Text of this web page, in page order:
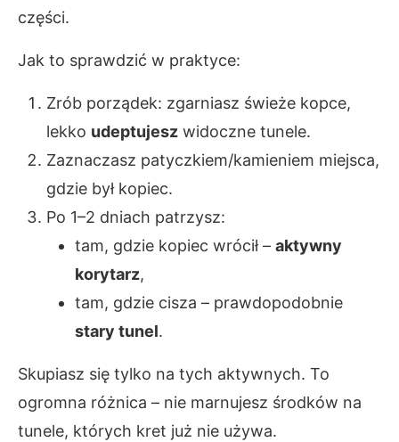
części.
Jak to sprawdzić w praktyce:
Zrób porządek: zgarniasz świeże kopce,
lekko udeptujesz widoczne tunele.
Zaznaczasz patyczkiem/kamieniem miejsca,
gdzie był kopiec.
Po 1–2 dniach patrzysz:
tam, gdzie kopiec wrócił – aktywny
korytarz,
tam, gdzie cisza – prawdopodobnie
stary tunel.
Skupiasz się tylko na tych aktywnych. To
ogromna różnica – nie marnujesz środków na
tunele, których kret już nie używa.